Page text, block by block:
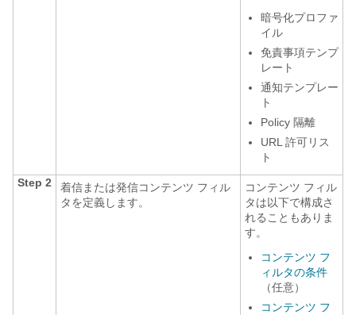
暗号化プロファ
イル
免責事項テンプ
レート
通知テンプレー
ト
Policy 隔離
URL 許可リス
ト
Step 2
着信または発信コンテンツ フィル
タを定義します。
コンテンツ フィル
タは以下で構成さ
れることもありま
す。
コンテンツ フ
ィルタの条件
（任意）
コンテンツ フ